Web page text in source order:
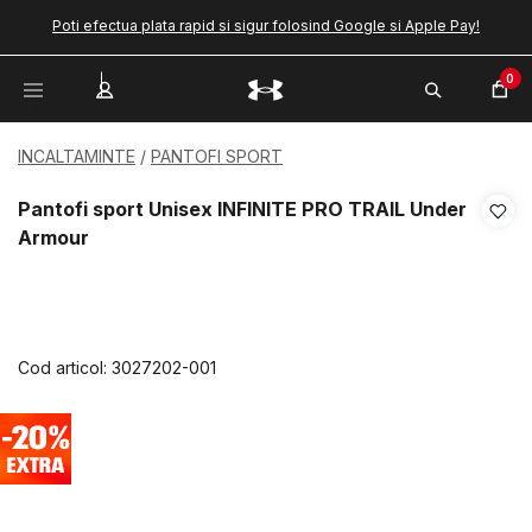
Poti efectua plata rapid si sigur folosind Google si Apple Pay!
0
INCALTAMINTE PANTOFI SPORT
Pantofi sport Unisex INFINITE PRO TRAIL Under
Armour
Cod articol: 3027202-001